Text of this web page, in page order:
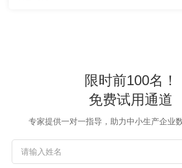
限时前100名！
免费试用通道
专家提供一对一指导，助力中小生产企业